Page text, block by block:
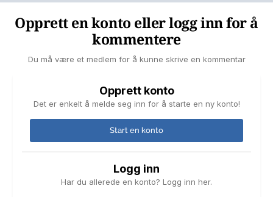
Opprett en konto eller logg inn for å
kommentere
Du må være et medlem for å kunne skrive en kommentar
Opprett konto
Det er enkelt å melde seg inn for å starte en ny konto!
Start en konto
Logg inn
Har du allerede en konto? Logg inn her.